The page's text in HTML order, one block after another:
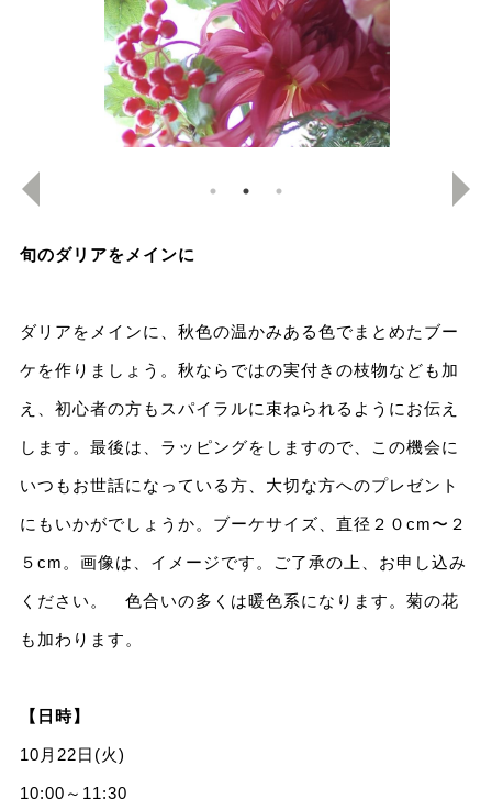
旬のダリアをメインに
ダリアをメインに、秋色の温かみある色でまとめたブー
ケを作りましょう。秋ならではの実付きの枝物なども加
え、初心者の方もスパイラルに束ねられるようにお伝え
します。最後は、ラッピングをしますので、この機会に
いつもお世話になっている方、大切な方へのプレゼント
にもいかがでしょうか。ブーケサイズ、直径２０cm〜２
５cm。画像は、イメージです。ご了承の上、お申し込み
ください。 色合いの多くは暖色系になります。菊の花
も加わります。
【日時】
10月22日(火)
10:00～11:30